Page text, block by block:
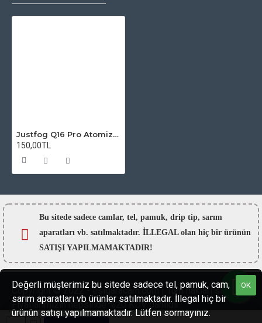
Justfog Q16 Pro Atomizer Camı
150,00TL
Bu sitede sadece camlar, tel, pamuk, drip tip, sarım
aparatları vb. satılmaktadır. İLLEGAL olan hiç bir ürünün
SATIŞI YAPILMAMAKTADIR!
Copyright © 2022 - esigaracam.com | Tüm hakları saklıdır.
Fiyatlarımızın hepsinde %20 KDV dahildir.
OK
Değerli müşterimiz bu sitede sadece tel, pamuk, cam,
sarım aparatları vb ürünler satılmaktadır. İllegal hiç bir
ürünün satışı yapılmamaktadır. Lütfen sormayınız.